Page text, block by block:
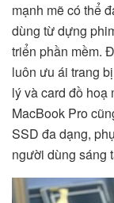
mạnh mẽ có thể
dùng từ dựng
triển phần mềm.
luôn ưu ái trang
lý và card đồ hoạ
MacBook Pro
SSD đa dạng,
người dùng sáng